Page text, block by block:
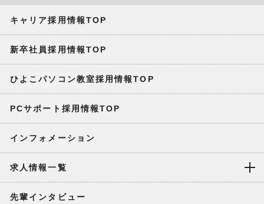
キャリア採用情報TOP
新卒社員採用情報TOP
ひよこパソコン教室採用情報TOP
PCサポート採用情報TOP
インフォメーション
求人情報一覧
先輩インタビュー